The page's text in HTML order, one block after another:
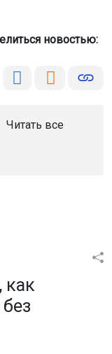
новостью:
Читать все
как